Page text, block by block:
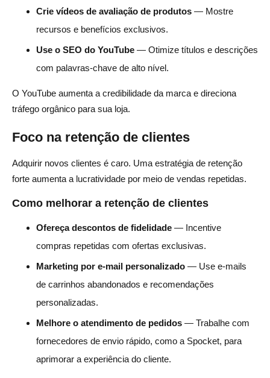
Crie vídeos de avaliação de produtos — Mostre
recursos e benefícios exclusivos.
Use o SEO do YouTube — Otimize títulos e descrições
com palavras-chave de alto nível.
O YouTube aumenta a credibilidade da marca e direciona
tráfego orgânico para sua loja.
Foco na retenção de clientes
Adquirir novos clientes é caro. Uma estratégia de retenção
forte aumenta a lucratividade por meio de vendas repetidas.
Como melhorar a retenção de clientes
Ofereça descontos de fidelidade — Incentive
compras repetidas com ofertas exclusivas.
Marketing por e-mail personalizado — Use e-mails
de carrinhos abandonados e recomendações
personalizadas.
Melhore o atendimento de pedidos — Trabalhe com
fornecedores de envio rápido, como a Spocket, para
aprimorar a experiência do cliente.